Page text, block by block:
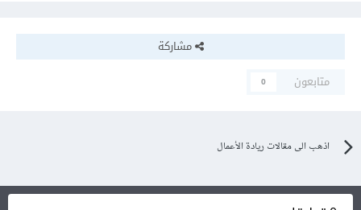
مشاركة
متابعون
0
اذهب الى مقالات ريادة الأعمال